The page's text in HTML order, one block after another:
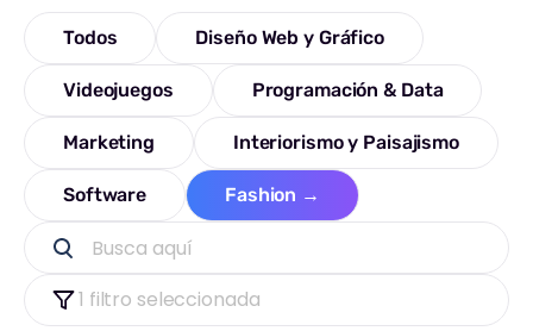
Todos Diseño Web y Gráfico
Videojuegos Programación & Data
Marketing Interiorismo y Paisajismo
Software Fashion →
Busca aquí
1 filtro seleccionada